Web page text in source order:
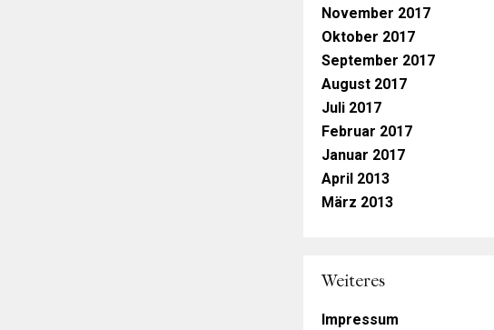
November 2017
Oktober 2017
September 2017
August 2017
Juli 2017
Februar 2017
Januar 2017
April 2013
März 2013
Weiteres
Impressum